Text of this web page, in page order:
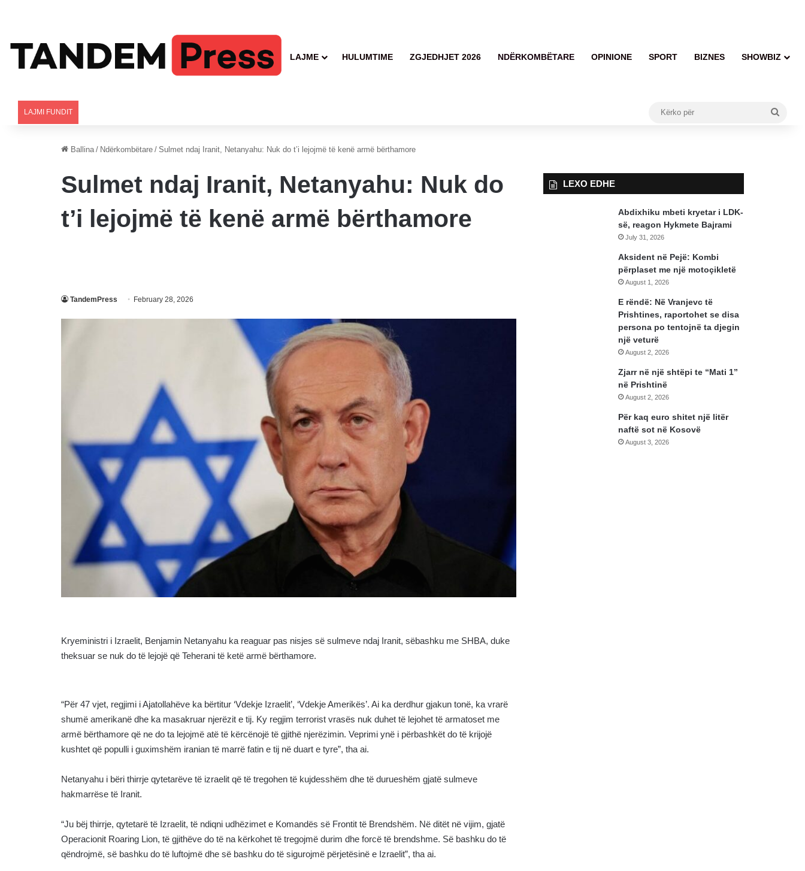
LAJME HULUMTIME ZGJEDHJET 2026 NDËRKOMBËTARE OPINIONE SPORT BIZNES SHOWBIZ
LAJMI FUNDIT
Ballina / Ndërkombëtare / Sulmet ndaj Iranit, Netanyahu: Nuk do t’i lejojmë të kenë armë bërthamore
Sulmet ndaj Iranit, Netanyahu: Nuk do
t’i lejojmë të kenë armë bërthamore
TandemPress February 28, 2026
Kryeministri i Izraelit, Benjamin Netanyahu ka reaguar pas nisjes së sulmeve ndaj Iranit, sëbashku me SHBA, duke
theksuar se nuk do të lejojë që Teherani të ketë armë bërthamore.
“Për 47 vjet, regjimi i Ajatollahëve ka bërtitur ‘Vdekje Izraelit’, ‘Vdekje Amerikës’. Ai ka derdhur gjakun tonë, ka vrarë
shumë amerikanë dhe ka masakruar njerëzit e tij. Ky regjim terrorist vrasës nuk duhet të lejohet të armatoset me
armë bërthamore që ne do ta lejojmë atë të kërcënojë të gjithë njerëzimin. Veprimi ynë i përbashkët do të krijojë
kushtet që populli i guximshëm iranian të marrë fatin e tij në duart e tyre”, tha ai.
Netanyahu i bëri thirrje qytetarëve të izraelit që të tregohen të kujdesshëm dhe të durueshëm gjatë sulmeve
hakmarrëse të Iranit.
“Ju bëj thirrje, qytetarë të Izraelit, të ndiqni udhëzimet e Komandës së Frontit të Brendshëm. Në ditët në vijim, gjatë
Operacionit Roaring Lion, të gjithëve do të na kërkohet të tregojmë durim dhe forcë të brendshme. Së bashku do të
qëndrojmë, së bashku do të luftojmë dhe së bashku do të sigurojmë përjetësinë e Izraelit”, tha ai.
LEXO EDHE
Abdixhiku mbeti kryetar i LDK-
së, reagon Hykmete Bajrami
July 31, 2026
Aksident në Pejë: Kombi
përplaset me një motoçikletë
August 1, 2026
E rëndë: Në Vranjevc të
Prishtines, raportohet se disa
persona po tentojnë ta djegin
një veturë
August 2, 2026
Zjarr në një shtëpi te “Mati 1”
në Prishtinë
August 2, 2026
Për kaq euro shitet një litër
naftë sot në Kosovë
August 3, 2026